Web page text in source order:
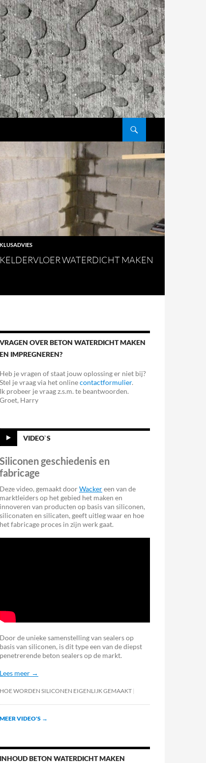
KLUSADVIES
KELDERVLOER WATERDICHT MAKEN
VRAGEN OVER BETON WATERDICHT MAKEN
EN IMPREGNEREN?
Heb je vragen of staat jouw oplossing er niet bij?
Stel je vraag via het onlinecontactformulier.
Ik probeer je vraag z.s.m. te beantwoorden.
Groet, Harry
VIDEO`S
Siliconen geschiedenis en
fabricage
Deze video, gemaakt doorWackereen van de
marktleiders op het gebied het maken en
innoveren van producten op basis van siliconen,
siliconaten en silicaten, geeft uitleg waar en hoe
het fabricage proces in zijn werk gaat.
Door de unieke samenstelling van sealers op
basis van siliconen, is dit type een van de diepst
penetrerende beton sealers op de markt.
Lees meer →
HOE WORDEN SILICONEN EIGENLIJK GEMAAKT
MEER VIDEO'S →
INHOUD BETON WATERDICHT MAKEN